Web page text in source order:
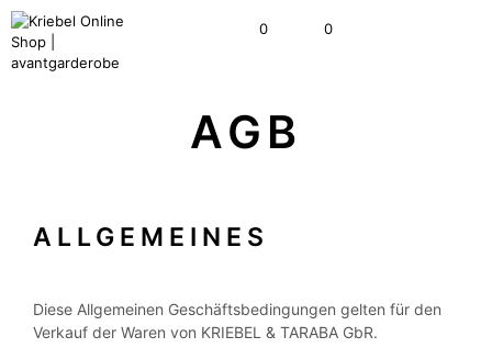
0 0
AGB
ALLGEMEINES
Diese Allgemeinen Geschäftsbedingungen gelten für den
Verkauf der Waren von KRIEBEL & TARABA GbR.